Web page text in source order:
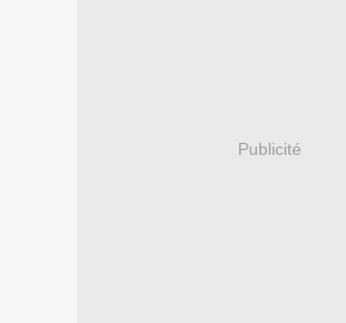
Publicité